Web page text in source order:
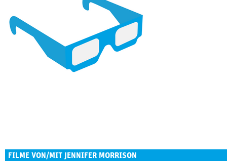
FILME VON/MIT JENNIFER MORRISON